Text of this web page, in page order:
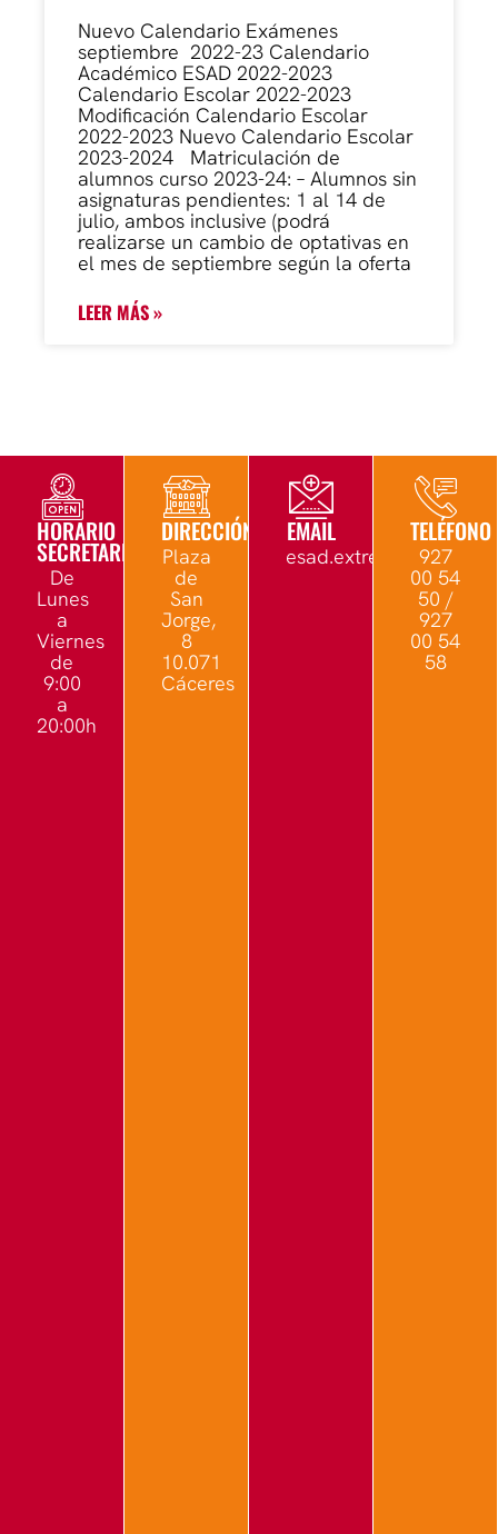
Nuevo Calendario Exámenes
septiembre 2022-23 Calendario
Académico ESAD 2022-2023
Calendario Escolar 2022-2023
Modificación Calendario Escolar
2022-2023 Nuevo Calendario Escolar
2023-2024 Matriculación de
alumnos curso 2023-24: – Alumnos sin
asignaturas pendientes: 1 al 14 de
julio, ambos inclusive (podrá
realizarse un cambio de optativas en
el mes de septiembre según la oferta
LEER MÁS »
HORARIO
SECRETARÍA
De
Lunes
a
Viernes
de
9:00
a
20:00h
DIRECCIÓN
Plaza
de
San
Jorge,
8
10.071
Cáceres
EMAIL TELÉFONO
927
00 54
50 /
927
00 54
58